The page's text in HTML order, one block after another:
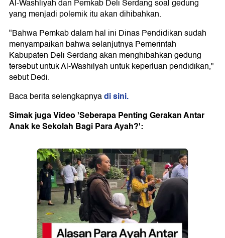
Al-Washliyah dan Pemkab Deli Serdang soal gedung
yang menjadi polemik itu akan dihibahkan.
"Bahwa Pemkab dalam hal ini Dinas Pendidikan sudah
menyampaikan bahwa selanjutnya Pemerintah
Kabupaten Deli Serdang akan menghibahkan gedung
tersebut untuk Al-Washilyah untuk keperluan pendidikan,"
sebut Dedi.
Baca berita selengkapnyadi sini.
Simak juga Video 'Seberapa Penting Gerakan Antar
Anak ke Sekolah Bagi Para Ayah?':